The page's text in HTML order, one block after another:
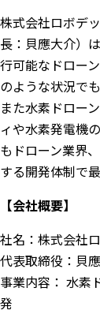
株式会社ロボデ
長：貝應大介）
行可能なドロー
のような状況で
また水素ドロー
ィや水素発電機
もドローン業界
する開発体制で
【会社概要】
社名：株式会社
代表取締役：貝
事業内容： 水素
発